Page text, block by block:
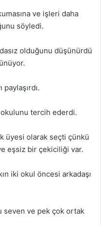
ve işleri daha
söyledi.
olduğunu düşünürdü
tercih ederdi.
üyesi olarak seçti çünkü
eşsiz bir çekiciliği var.
iki okul öncesi arkadaşı
seven ve pek çok ortak